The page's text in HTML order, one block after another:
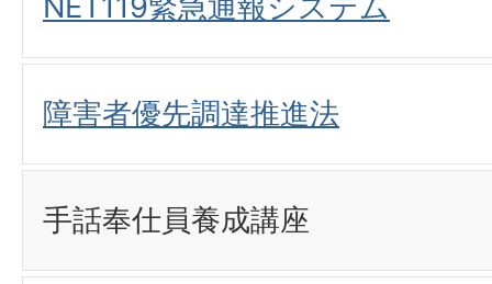
障害者優先調達推進法
手話奉仕員養成講座